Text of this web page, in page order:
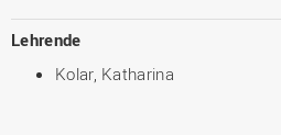
Lehrende
Kolar, Katharina